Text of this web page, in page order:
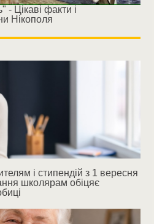
- Цікаві факти і
Нікополя
і стипендій з 1 вересня
школярам обіцяє